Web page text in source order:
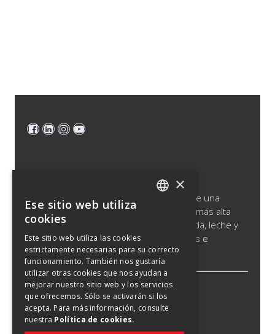
Saputo produce, comercializa y distribuye una
amplia gama de productos lácteos de la más alta
calidad, que incluyen quesos, leche líquida, leche y
crema de larga vida, productos cultivados e
ingredientes lácteos.
Aviso jurí
Política de cookies
FRENCH
×
Ese sitio web utiliza
cookies
Este sitio web utiliza las cookies
estrictamente necesarias para su correcto
funcionamiento. También nos gustaría
utilizar otras cookies que nos ayudan a
mejorar nuestro sitio web y los servicios
que ofrecemos. Sólo se activarán si los
acepta. Para más información, consulte
nuestra Política de cookies.